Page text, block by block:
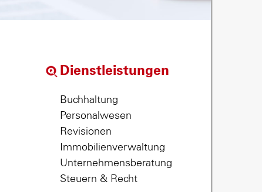
Dienstleistungen
Buchhaltung
Personalwesen
Revisionen
Immobilienverwaltung
Unternehmensberatung
Steuern & Recht